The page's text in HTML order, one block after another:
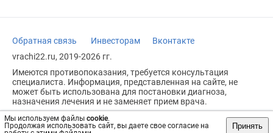
Мы используем файлы cookie.
Продолжая использовать сайт, вы даете свое согласие на
Принять
Обратная связь Инвесторам
Вконтакте
vrachi22.ru, 2019-2026 гг.
Имеются противопоказания, требуется консультация
специалиста. Информация, представленная на сайте, не
может быть использована для постановки диагноза,
назначения лечения и не заменяет прием врача.
Возрастное ограничение: 18+